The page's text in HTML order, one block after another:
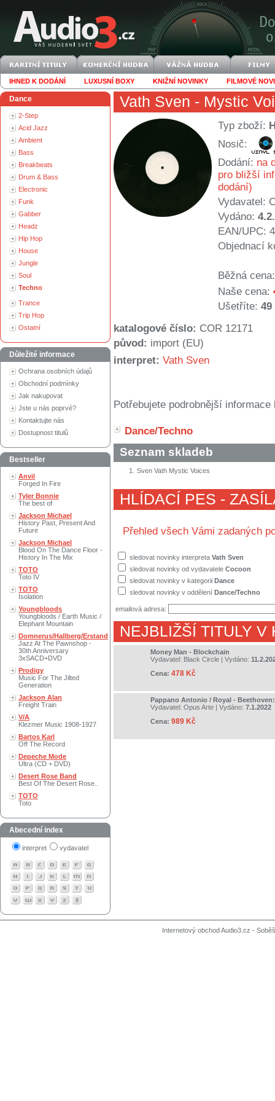
IHNED K DODÁNÍ LUXUSNÍ BOXY KNIŽNÍ NOVINKY FILMOVÉ
Dance
2-Step
Acid Jazz
Ambient
Bass
Breakbeats
Drum & Bass
Electronic
Funk
Gabber
Headz
Hip Hop
House
Jungle
Soul
Techno
Trance
Trip Hop
Ostatní
Důležité informace
Ochrana osobních údajů
Obchodní podmínky
Jak nakupovat
Jste u nás poprvé?
Kontaktujte nás
Dostupnost titulů
Bestseller
Anvil
Forged In Fire
Tyler Bonnie
The best of
Jackson Michael
History Past, Present And
Future
Jackson Michael
Blood On The Dance Floor -
History In The Mix
TOTO
Toto IV
TOTO
Isolation
Youngbloods
Youngbloods / Earth Music /
Elephant Mountain
Domnerus/Hallberg/Erstand
Jazz At The Pawnshop -
30th Anniversary
3xSACD+DVD
Prodigy
Music For The Jilted
Generation
Jackson Alan
Freight Train
V/A
Klezmer Music 1908-1927
Bartos Karl
Off The Record
Depeche Mode
Ultra (CD + DVD)
Desert Rose Band
Best Of The Desert Rose..
TOTO
Toto
Abecední index
interpret vydavatel
Vath Sven - Mystic
Typ zboží:
Nosič:
Dodání: na
pro bližší
dodání)
Vydavatel:
Vydáno:
EAN/UPC:
Objednací
Běžná cena:
Naše cena:
Ušetříte: 49
katalogové číslo: COR 12171
původ: import (EU)
interpret: Vath Sven
Potřebujete podrobnější
Dance/Techno
Seznam skladeb
1. Sven Vath Mystic Voices
HLÍDACÍ PES -
Přehled všech Vámi zadaných
sledovat novinky interpreta Vath Sven
sledovat novinky od vydavatele Cocoon
sledovat novinky v kategorii Dance
sledovat novinky v oddělení Dance/Techno
emailová adresa:
NEJBLIŽŠÍ TITULY V
Money Man - Blockchain
Vydavatel: Black Circle | Vydáno:
Cena: 478 Kč
Pappano Antonio / Royal -
Vydavatel: Opus Arte | Vydáno: 7.1.2022
Cena: 989 Kč
Internetový obchod Audio3.cz -